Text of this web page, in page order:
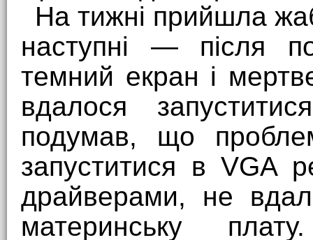
На тижні прийшла
наступні — після
темний екран і
вдалося
подумав, що
запуститися в VGA
драйверами, не
материнську